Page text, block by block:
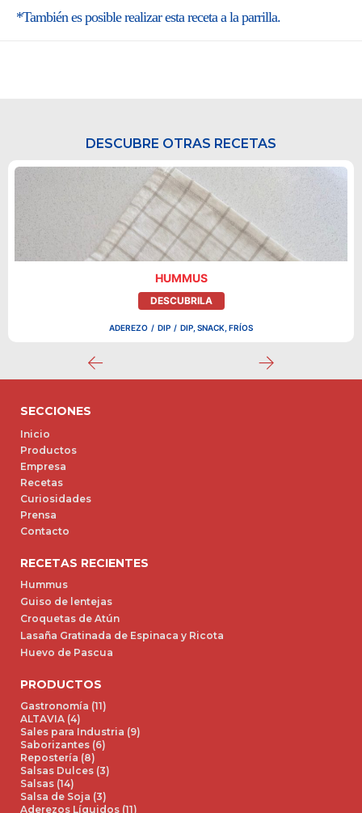
*También es posible realizar esta receta a la parrilla.
DESCUBRE OTRAS RECETAS
HUMMUS
DESCUBRILA
ADEREZO / DIP / DIP, SNACK, FRÍOS
SECCIONES
Inicio
Productos
Empresa
Recetas
Curiosidades
Prensa
Contacto
RECETAS RECIENTES
Hummus
Guiso de lentejas
Croquetas de Atún
Lasaña Gratinada de Espinaca y Ricota
Huevo de Pascua
PRODUCTOS
Gastronomía (11)
ALTAVIA (4)
Sales para Industria (9)
Saborizantes (6)
Repostería (8)
Salsas Dulces (3)
Salsas (14)
Salsa de Soja (3)
Aderezos Líquidos (11)